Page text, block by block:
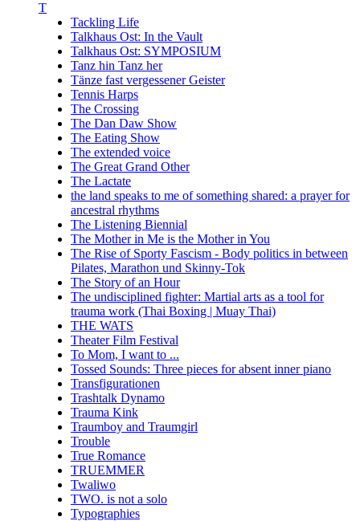
T
Tackling Life
Talkhaus Ost: In the Vault
Talkhaus Ost: SYMPOSIUM
Tanz hin Tanz her
Tänze fast vergessener Geister
Tennis Harps
The Crossing
The Dan Daw Show
The Eating Show
The extended voice
The Great Grand Other
The Lactate
the land speaks to me of something shared: a prayer for
ancestral rhythms
The Listening Biennial
The Mother in Me is the Mother in You
The Rise of Sporty Fascism - Body politics in between
Pilates, Marathon und Skinny-Tok
The Story of an Hour
The undisciplined fighter: Martial arts as a tool for
trauma work (Thai Boxing | Muay Thai)
THE WATS
Theater Film Festival
To Mom, I want to ...
Tossed Sounds: Three pieces for absent inner piano
Transfigurationen
Trashtalk Dynamo
Trauma Kink
Traumboy and Traumgirl
Trouble
True Romance
TRUEMMER
Twaliwo
TWO. is not a solo
Typographies